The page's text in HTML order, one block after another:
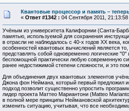
Квантовые процессор и память –
« Ответ #1342 : 04 Сентября 2011, 21:13:58
Учёным из университета Калифорнии (Санта-
памятью, используемой для сохранения
в отрасли не наблюдалось с 40-х годов ХХ века,
особенностей квантовых вычислений является
представлять собой одновременно логические
беспомощной практически любую современную
ранее недостижимой степени сложности, и это
Для объединения двух квантовых элементов
Джона фон Неймана, который первый предложил
подход позволит существенно упростить
лидер проекта Маттео Мариантони (Matteo
в полной мере принципы Неймановской
изменить ситуацию, учитывая, что все